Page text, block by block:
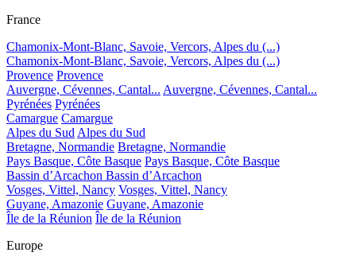
France
Chamonix-Mont-Blanc, Savoie, Vercors, Alpes du (...)
Chamonix-Mont-Blanc, Savoie, Vercors, Alpes du (...)
Provence Provence
Auvergne, Cévennes, Cantal... Auvergne, Cévennes, Cantal...
Pyrénées Pyrénées
Camargue Camargue
Alpes du Sud Alpes du Sud
Bretagne, Normandie Bretagne, Normandie
Pays Basque, Côte Basque Pays Basque, Côte Basque
Bassin d’Arcachon Bassin d’Arcachon
Vosges, Vittel, Nancy Vosges, Vittel, Nancy
Guyane, Amazonie Guyane, Amazonie
Île de la Réunion Île de la Réunion
Europe